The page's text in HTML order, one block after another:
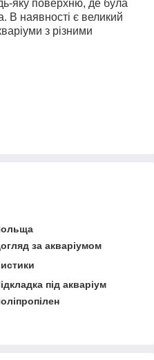
яку поверхню, де була
В наявності є великий
з різними
за акваріумом
під акваріум